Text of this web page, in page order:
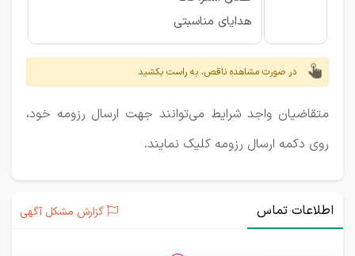
هدایای مناسبتی
در صورت مشاهده ناقص، به راست بکشید
متقاضیان واجد شرایط می‌توانند جهت ارسال رزومه خود،
روی دکمه ارسال رزومه کلیک نمایند.
اطلاعات تماس گزارش مشکل آگهی